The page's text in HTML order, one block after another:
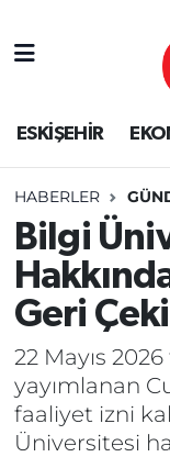
ESKİŞEHİR
HABERLER
Bilgi
Geri
22 Mayıs
yayımlanan
faaliyet izni
Üniversitesi